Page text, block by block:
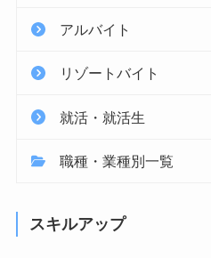
アルバイト
リゾートバイト
就活・就活生
職種・業種別一覧
スキルアップ